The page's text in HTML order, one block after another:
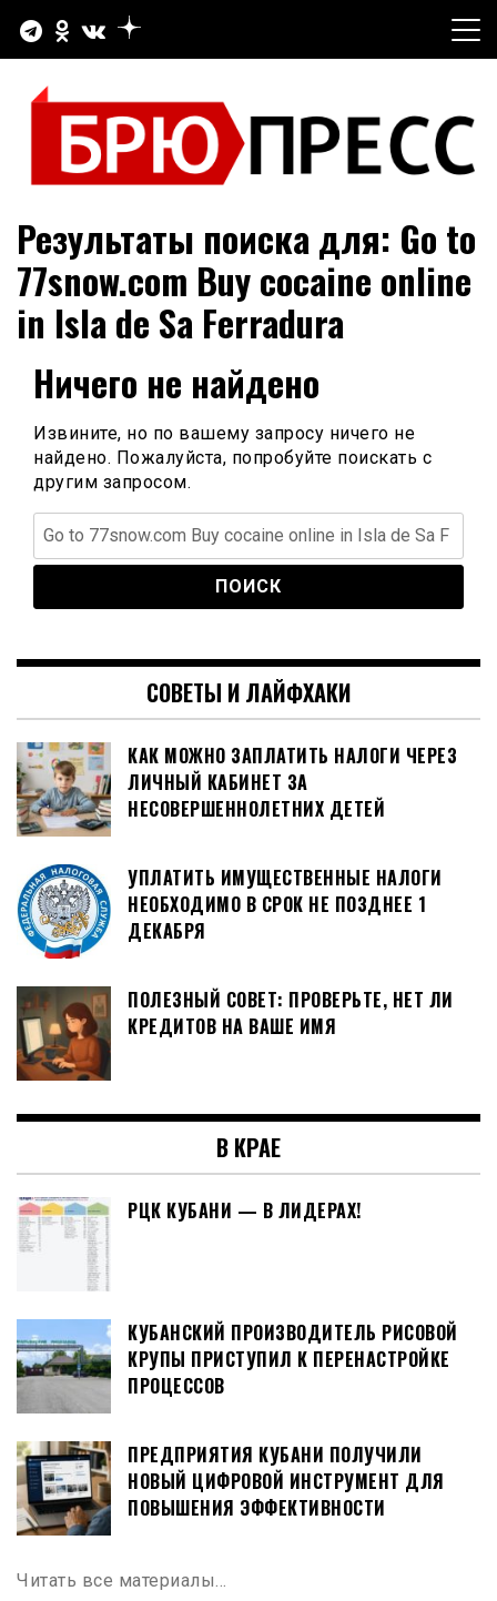
содержимому
БРЮПРЕСС
Официальный сайт газеты "Брюховецкие новости"
Результаты поиска для: Go to
77snow.com Buy cocaine online
in Isla de Sa Ferradura
Ничего не найдено
Извините, но по вашему запросу ничего не
найдено. Пожалуйста, попробуйте поискать с
другим запросом.
Найти:
СОВЕТЫ И ЛАЙФХАКИ
КАК МОЖНО ЗАПЛАТИТЬ НАЛОГИ ЧЕРЕЗ
ЛИЧНЫЙ КАБИНЕТ ЗА
НЕСОВЕРШЕННОЛЕТНИХ ДЕТЕЙ
УПЛАТИТЬ ИМУЩЕСТВЕННЫЕ НАЛОГИ
НЕОБХОДИМО В СРОК НЕ ПОЗДНЕЕ 1
ДЕКАБРЯ
ПОЛЕЗНЫЙ СОВЕТ: ПРОВЕРЬТЕ, НЕТ ЛИ
КРЕДИТОВ НА ВАШЕ ИМЯ
В КРАЕ
РЦК КУБАНИ — В ЛИДЕРАХ!
КУБАНСКИЙ ПРОИЗВОДИТЕЛЬ РИСОВОЙ
КРУПЫ ПРИСТУПИЛ К ПЕРЕНАСТРОЙКЕ
ПРОЦЕССОВ
ПРЕДПРИЯТИЯ КУБАНИ ПОЛУЧИЛИ
НОВЫЙ ЦИФРОВОЙ ИНСТРУМЕНТ ДЛЯ
ПОВЫШЕНИЯ ЭФФЕКТИВНОСТИ
Читать все материалы…